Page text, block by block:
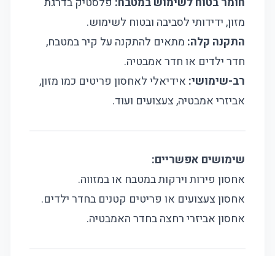
מזון, ידידותי לסביבה ובטוח לשימוש.
התקנה קלה: מתאים להתקנה על קיר במטבח,
חדר ילדים או חדר אמבטיה.
רב-שימושי: אידיאלי לאחסון פריטים כמו מזון,
אביזרי אמבטיה, צעצועים ועוד.
שימושים אפשריים:
אחסון פירות וירקות במטבח או במזווה.
אחסון צעצועים או פריטים קטנים בחדר ילדים.
אחסון אביזרי רחצה בחדר האמבטיה.